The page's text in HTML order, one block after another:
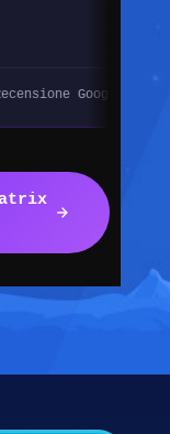
Google verificata